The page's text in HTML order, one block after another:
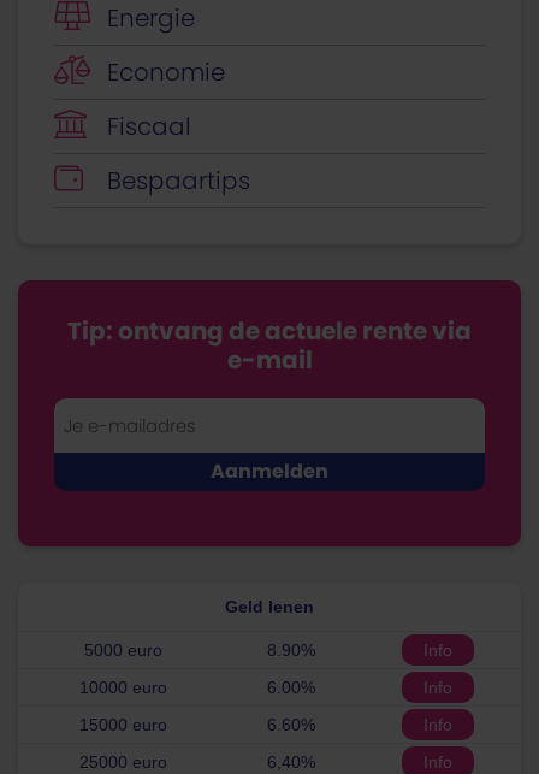
Energie
Economie
Fiscaal
Bespaartips
Tip: ontvang de actuele rente via
e-mail
Geld lenen
5000 euro 8.90%
Info
10000 euro
6.00%
Info
15000 euro
6.60%
Info
25000 euro
6,40%
Info